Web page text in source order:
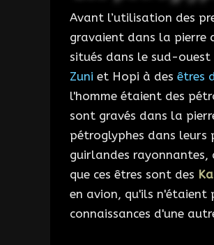
Avant l’utilisation des
gravaient dans la pierre
situés dans le sud-
Zuni et Hopi à des êtres
l'homme étaient des
sont gravés dans la
pétroglyphes dans leurs
guirlandes rayonnantes,
que ces êtres sont des
en avion, qu'ils n'étaient
connaissances d'une